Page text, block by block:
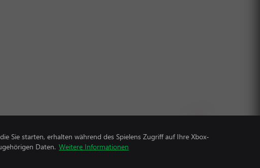
Sie starten, erhalten während des Spielens Zugriff auf Ihre Xbox-
Daten. Weitere Informationen